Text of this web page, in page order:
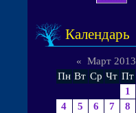
Календарь
« Март 2013
Пн Вт Ср Чт Пт
1
4
5 6 7 8